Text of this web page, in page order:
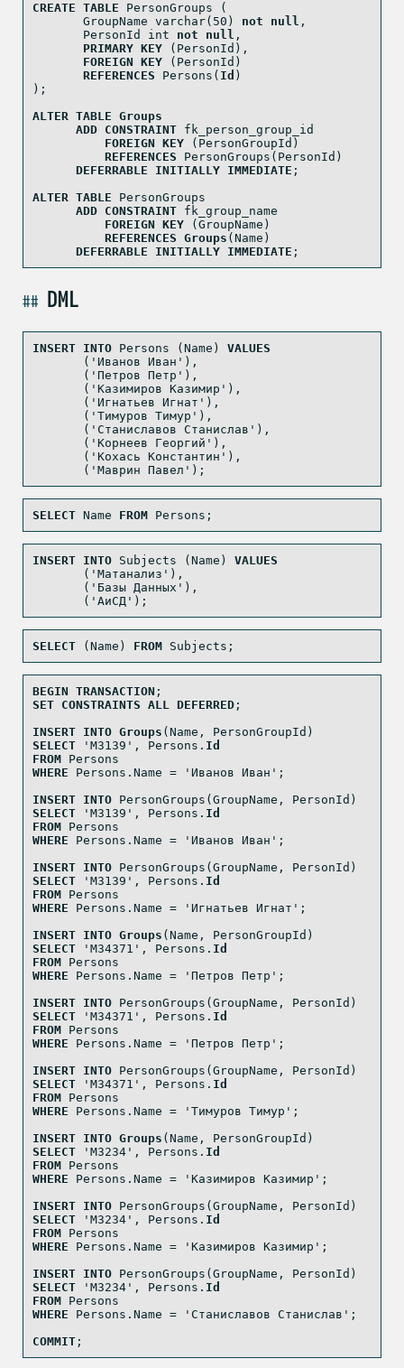
CREATE TABLE PersonGroups (
       GroupName
varchar( 50 ) not null ,
       PersonId
int not null ,
PRIMARY KEY (PersonId),
FOREIGN KEY (PersonId)
REFERENCES Persons( Id )
);
ALTER TABLE Groups
ADD CONSTRAINT fk_person_group_id
FOREIGN KEY (PersonGroupId)
REFERENCES PersonGroups(PersonId)
DEFERRABLE
INITIALLY IMMEDIATE ;
ALTER TABLE PersonGroups
ADD CONSTRAINT fk_group_name
FOREIGN KEY (GroupName)
REFERENCES Groups (Name)
DEFERRABLE
INITIALLY IMMEDIATE ;
DML
INSERT INTO Persons (Name) VALUES
       (
'Иванов Иван' ),
       (
'Петров Петр' ),
       (
'Казимиров Казимир' ),
       (
'Игнатьев Игнат' ),
       (
'Тимуров Тимур' ),
       (
'Станиславов Станислав' ),
       (
'Корнеев Георгий' ),
       (
'Кохась Константин' ),
       (
'Маврин Павел' );
SELECT Name FROM Persons;
INSERT INTO Subjects (Name) VALUES
       (
'Матанализ' ),
       (
'Базы Данных' ),
       (
'АиСД' );
SELECT (Name) FROM Subjects;
BEGIN TRANSACTION ;
SET CONSTRAINTS ALL DEFERRED ;
INSERT INTO Groups (Name, PersonGroupId)
SELECT
'M3139' , Persons. Id
FROM Persons
WHERE Persons.Name = 'Иванов Иван' ;
INSERT INTO PersonGroups(GroupName, PersonId)
SELECT
'M3139' , Persons. Id
FROM Persons
WHERE Persons.Name = 'Иванов Иван' ;
INSERT INTO PersonGroups(GroupName, PersonId)
SELECT
'M3139' , Persons. Id
FROM Persons
WHERE Persons.Name = 'Игнатьев Игнат' ;
INSERT INTO Groups (Name, PersonGroupId)
SELECT
'M34371' , Persons. Id
FROM Persons
WHERE Persons.Name = 'Петров Петр' ;
INSERT INTO PersonGroups(GroupName, PersonId)
SELECT
'M34371' , Persons. Id
FROM Persons
WHERE Persons.Name = 'Петров Петр' ;
INSERT INTO PersonGroups(GroupName, PersonId)
SELECT
'M34371' , Persons. Id
FROM Persons
WHERE Persons.Name = 'Тимуров Тимур' ;
INSERT INTO Groups (Name, PersonGroupId)
SELECT
'M3234' , Persons. Id
FROM Persons
WHERE Persons.Name = 'Казимиров Казимир' ;
INSERT INTO PersonGroups(GroupName, PersonId)
SELECT
'M3234' , Persons. Id
FROM Persons
WHERE Persons.Name = 'Казимиров Казимир' ;
INSERT INTO PersonGroups(GroupName, PersonId)
SELECT
'M3234' , Persons. Id
FROM Persons
WHERE Persons.Name = 'Станиславов Станислав' ;
COMMIT ;